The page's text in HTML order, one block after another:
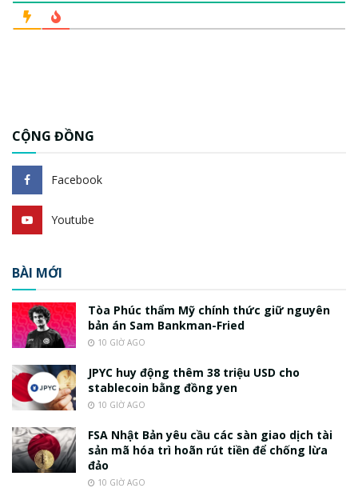
CỘNG ĐỒNG
Facebook
Youtube
BÀI MỚI
Tòa Phúc thẩm Mỹ chính thức giữ nguyên
bản án Sam Bankman-Fried
10 GIỜ AGO
JPYC huy động thêm 38 triệu USD cho
stablecoin bằng đồng yen
10 GIỜ AGO
FSA Nhật Bản yêu cầu các sàn giao dịch tài
sản mã hóa trì hoãn rút tiền để chống lừa
đảo
10 GIỜ AGO